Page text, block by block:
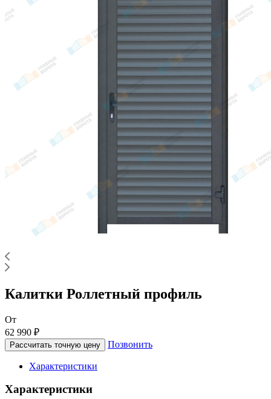
Калитки Роллетный профиль
От
62 990 ₽
Рассчитать точную цену Позвонить
Характеристики
Характеристики